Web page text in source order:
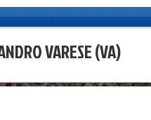
VARESE (VA)